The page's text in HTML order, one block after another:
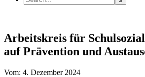
Arbeitskreis für
auf Prävention und
Vom: 4. Dezember 2024